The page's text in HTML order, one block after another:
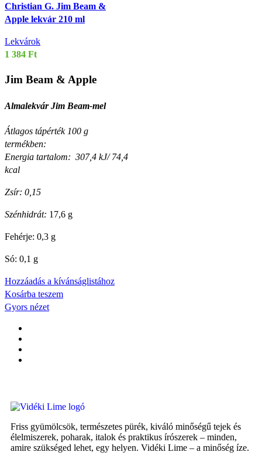
Christian G. Jim Beam &
Apple lekvár 210 ml
Lekvárok
1 384 Ft
Jim Beam & Apple
Almalekvár Jim Beam-mel
Átlagos tápérték 100 g
termékben:
Energia tartalom: 307,4 kJ/ 74,4
kcal
Zsír: 0,15
Szénhidrát: 17,6 g
Fehérje: 0,3 g
Só: 0,1 g
Hozzáadás a kívánságlistához
Kosárba teszem
Gyors nézet
Friss gyümölcsök, természetes pürék, kiváló minőségű tejek és
élelmiszerek, poharak, italok és praktikus írószerek – minden,
amire szükséged lehet, egy helyen. Vidéki Lime – a minőség íze.